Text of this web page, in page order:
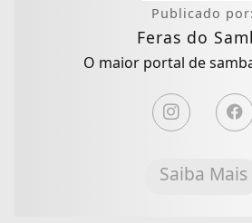
Publicado por:
Feras do
O maior portal de
Saiba Mais